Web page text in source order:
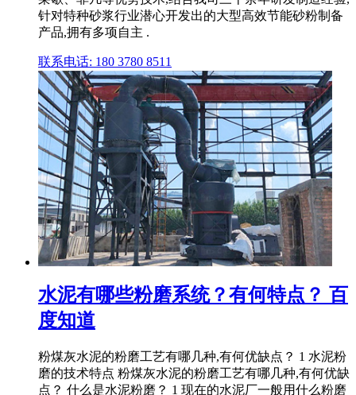
针对特种砂浆行业潜心开发出的大型高效节能砂粉制备
产品,拥有多项自主 .
联系电话: 180 3780 8511
水泥有哪些粉磨系统？有何特点？ 百
度知道
粉煤灰水泥的粉磨工艺有哪几种,有何优缺点？ 1 水泥粉
磨的技术特点 粉煤灰水泥的粉磨工艺有哪几种,有何优缺
点？ 什么是水泥粉磨？ 1 现在的水泥厂一般用什么粉磨